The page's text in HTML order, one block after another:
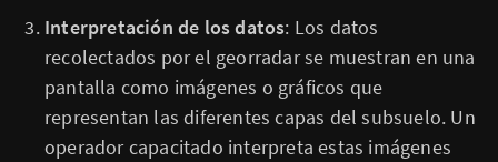
Interpretación de los datos: Los datos
recolectados por el georradar se muestran en una
pantalla como imágenes o gráficos que
representan las diferentes capas del subsuelo. Un
operador capacitado interpreta estas imágenes